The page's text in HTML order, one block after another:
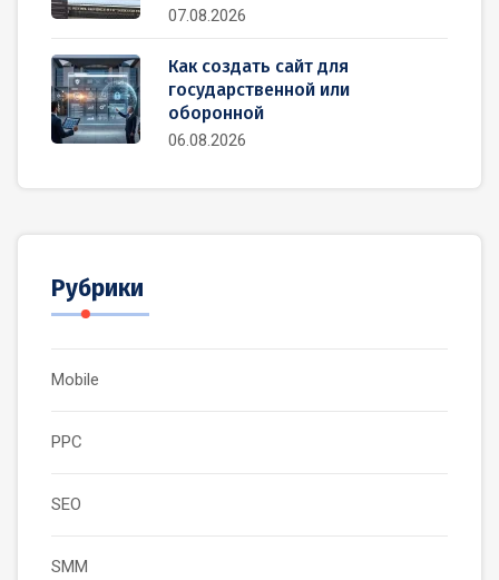
07.08.2026
Как создать сайт для
государственной или
оборонной
06.08.2026
Рубрики
Mobile
PPC
SEO
SMM